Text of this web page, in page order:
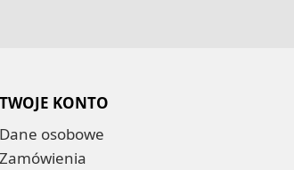
TWOJE KONTO
Dane osobowe
Zamówienia